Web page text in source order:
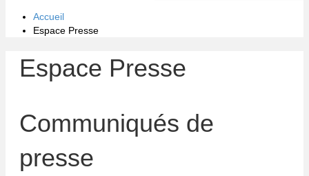
Accueil
Espace Presse
Espace Presse
Communiqués de
presse